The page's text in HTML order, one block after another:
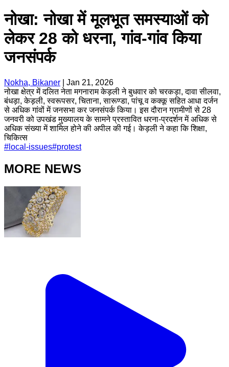
नोखा: नोखा में मूलभूत समस्याओं को
लेकर 28 को धरना, गांव-गांव किया
जनसंपर्क
Nokha, Bikaner
Jan 21, 2026
नोखा क्षेत्र में दलित नेता मगनाराम केड़ली ने बुधवार को चरकड़ा, दावा सीलवा,
बंधड़ा, केड़ली, स्वरूपसर, चिताना, सारूण्डा, पांचू व कक्कू सहित आधा दर्जन
से अधिक गांवों में जनसभा कर जनसंपर्क किया। इस दौरान ग्रामीणों से 28
जनवरी को उपखंड मुख्यालय के सामने प्रस्तावित धरना-प्रदर्शन में अधिक से
अधिक संख्या में शामिल होने की अपील की गई। केड़ली ने कहा कि शिक्षा,
चिकित्स
# local-issues#protest
MORE NEWS